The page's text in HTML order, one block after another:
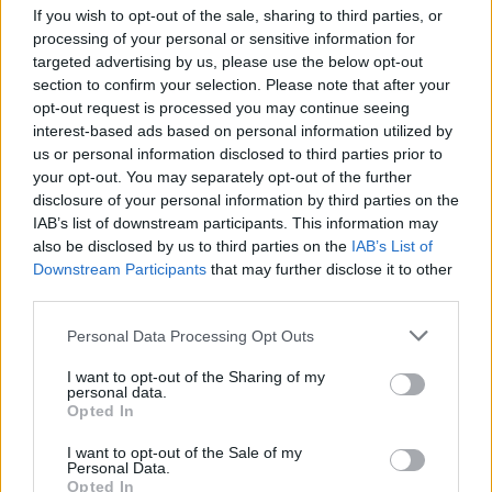
If you wish to opt-out of the sale, sharing to third parties, or
processing of your personal or sensitive information for
targeted advertising by us, please use the below opt-out
section to confirm your selection. Please note that after your
opt-out request is processed you may continue seeing
interest-based ads based on personal information utilized by
us or personal information disclosed to third parties prior to
your opt-out. You may separately opt-out of the further
disclosure of your personal information by third parties on the
IAB’s list of downstream participants. This information may
also be disclosed by us to third parties on the IAB’s List of
Downstream Participants that may further disclose it to other
Please note that this website/app uses one or more Google
not limited to your visit or usage behaviour. You may click to
grant or deny consent to Google and its third-party tags to
use your data for below specified purposes in below Google
consent section.
Personal Data Processing Opt Outs
I want to opt-out of the Sharing of my
personal data.
Opted In
I want to opt-out of the Sale of my
Personal Data.
Opted In
código compilado é o mesmo que está sendo executado
atualmente neste blockchain. Permitir que os usuários
auditem e verifiquem o código de forma independente é
um recurso útil, pois contribui para a transparência geral
do ecossistema da Binance Smart Chain.
O BSCscan é compatível com NFTs?
Como o BscScan permite que os usuários rastreiem tokens
ERC-721, ele é totalmente compatível com tokens não
fungíveis , ou NFTs. Como Ethereum, Binance Smart Chain
é o lar de vários projetos orientados para NFT devido às
rendimento. Os usuários podem consultar seus NFTs com
o BscScan por meio do hash da transação, do contrato
inteligente NFT ou do endereço de sua carteira.